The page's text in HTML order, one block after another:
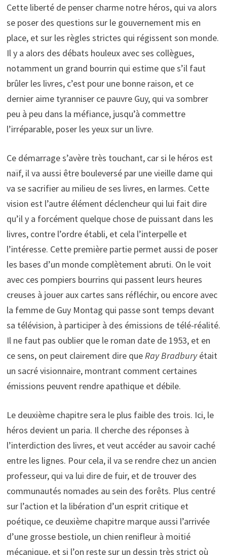
Cette liberté de penser charme notre héros, qui va alors
se poser des questions sur le gouvernement mis en
place, et sur les règles strictes qui régissent son monde.
Il y a alors des débats houleux avec ses collègues,
notamment un grand bourrin qui estime que s’il faut
brûler les livres, c’est pour une bonne raison, et ce
dernier aime tyranniser ce pauvre Guy, qui va sombrer
peu à peu dans la méfiance, jusqu’à commettre
l’irréparable, poser les yeux sur un livre.
Ce démarrage s’avère très touchant, car si le héros est
naïf, il va aussi être bouleversé par une vieille dame qui
va se sacrifier au milieu de ses livres, en larmes. Cette
vision est l’autre élément déclencheur qui lui fait dire
qu’il y a forcément quelque chose de puissant dans les
livres, contre l’ordre établi, et cela l’interpelle et
l’intéresse. Cette première partie permet aussi de poser
les bases d’un monde complètement abruti. On le voit
avec ces pompiers bourrins qui passent leurs heures
creuses à jouer aux cartes sans réfléchir, ou encore avec
la femme de Guy Montag qui passe sont temps devant
sa télévision, à participer à des émissions de télé-réalité.
Il ne faut pas oublier que le roman date de 1953, et en
ce sens, on peut clairement dire que Ray Bradburyétait
un sacré visionnaire, montrant comment certaines
émissions peuvent rendre apathique et débile.
Le deuxième chapitre sera le plus faible des trois. Ici, le
héros devient un paria. Il cherche des réponses à
l’interdiction des livres, et veut accéder au savoir caché
entre les lignes. Pour cela, il va se rendre chez un ancien
professeur, qui va lui dire de fuir, et de trouver des
communautés nomades au sein des forêts. Plus centré
sur l’action et la libération d’un esprit critique et
poétique, ce deuxième chapitre marque aussi l’arrivée
d’une grosse bestiole, un chien renifleur à moitié
mécanique, et si l’on reste sur un dessin très strict où